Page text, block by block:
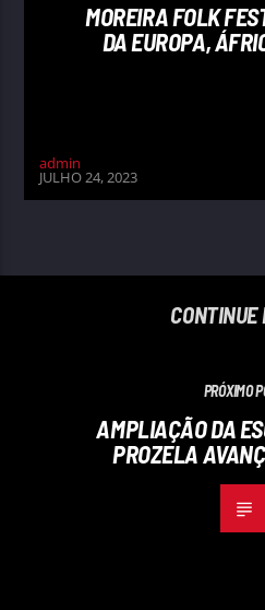
MOREIRA FOLK
DA EUROPA,
admin
JULHO 24, 2023
CONTINUE
PRÓXIMO
AMPLIAÇÃO DA
PROZELA